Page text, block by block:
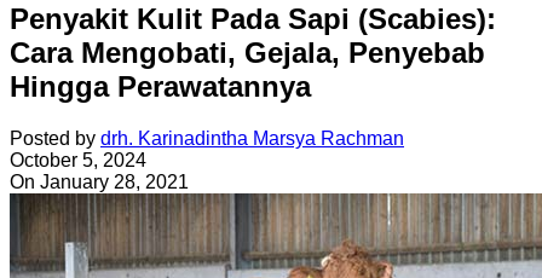
Penyakit Kulit Pada Sapi (Scabies):
Cara Mengobati, Gejala, Penyebab
Hingga Perawatannya
Posted by drh. Karinadintha Marsya Rachman
October 5, 2024
On January 28, 2021